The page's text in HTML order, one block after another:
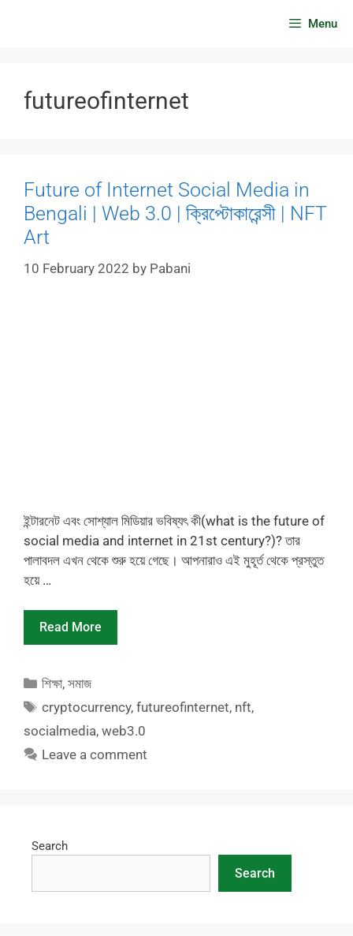
Menu
futureofinternet
Future of Internet Social Media in
Bengali | Web 3.0 | ক্রিপ্টোকারেন্সী | NFT
Art
10 February 2022 by Pabani
ইন্টারনেট এবং সোশ্যাল মিডিয়ার ভবিষ্যৎ কী(what is the future of
social media and internet in 21st century?)? তার
পালাবদল এখন থেকে শুরু হয়ে গেছে। আপনারাও এই মুহূর্ত থেকে প্রস্তুত
হয়ে …
Read More
Categories
শিক্ষা,সমাজ
Tags
cryptocurrency,futureofinternet, nft,
socialmedia, web3.0
Leave a comment
Search
Search